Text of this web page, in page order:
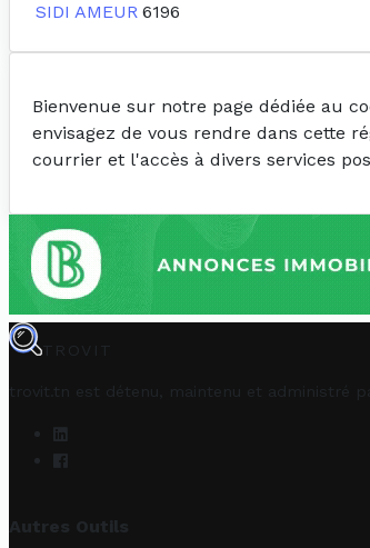
SIDI AMEUR 6196
Bienvenue sur notre page dédiée au
envisagez de vous rendre dans cette
courrier et l'accès à divers services
TROVIT
trovit.tn est détenu, maintenu et administré
Autres Outils